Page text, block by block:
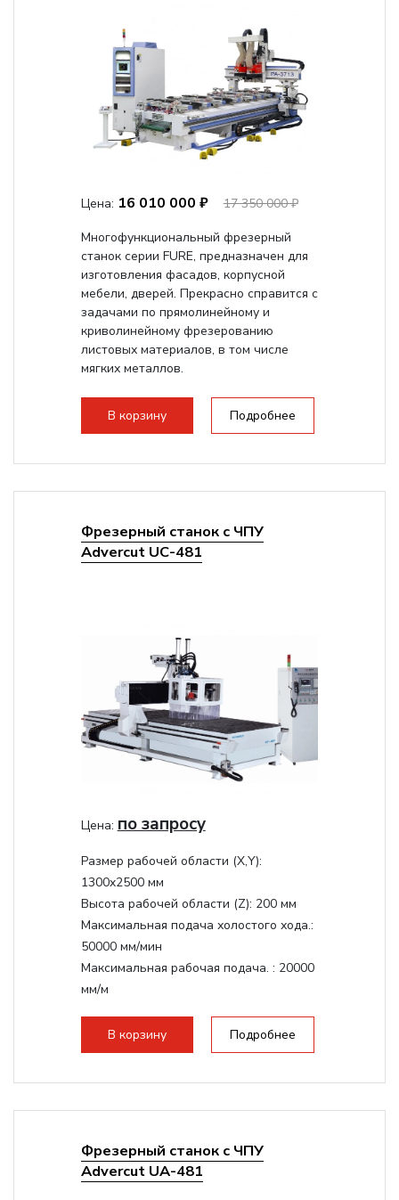
Цена: 16 010 000 ₽
17 350 000 ₽
Многофункциональный фрезерный
станок серии FURE, предназначен для
изготовления фасадов, корпусной
мебели, дверей. Прекрасно справится с
задачами по прямолинейному и
криволинейному фрезерованию
листовых материалов, в том числе
мягких металлов.
В корзину Подробнее
Фрезерный станок с ЧПУ
Advercut UС-481
Цена: по запросу
Размер рабочей области (Х,Y):
1300x2500 мм
Высота рабочей области (Z): 200 мм
Максимальная подача холостого хода.:
50000 мм/мин
Максимальная рабочая подача. : 20000
мм/м
стандартно:Вакуумный стол
Цанговый патрон:ER32
В корзину Подробнее
Фрезерный станок с ЧПУ
Advercut UA-481